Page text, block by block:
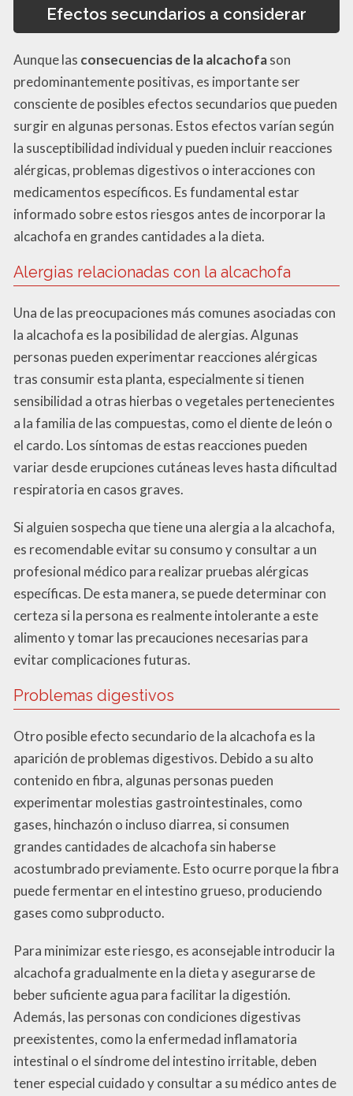
Efectos secundarios a considerar
Aunque las consecuencias de la alcachofason
predominantemente positivas, es importante ser
consciente de posibles efectos secundarios que pueden
surgir en algunas personas. Estos efectos varían según
la susceptibilidad individual y pueden incluir reacciones
alérgicas, problemas digestivos o interacciones con
medicamentos específicos. Es fundamental estar
informado sobre estos riesgos antes de incorporar la
alcachofa en grandes cantidades a la dieta.
Alergias relacionadas con la alcachofa
Una de las preocupaciones más comunes asociadas con
la alcachofa es la posibilidad de alergias. Algunas
personas pueden experimentar reacciones alérgicas
tras consumir esta planta, especialmente si tienen
sensibilidad a otras hierbas o vegetales pertenecientes
a la familia de las compuestas, como el diente de león o
el cardo. Los síntomas de estas reacciones pueden
variar desde erupciones cutáneas leves hasta dificultad
respiratoria en casos graves.
Si alguien sospecha que tiene una alergia a la alcachofa,
es recomendable evitar su consumo y consultar a un
profesional médico para realizar pruebas alérgicas
específicas. De esta manera, se puede determinar con
certeza si la persona es realmente intolerante a este
alimento y tomar las precauciones necesarias para
evitar complicaciones futuras.
Problemas digestivos
Otro posible efecto secundario de la alcachofa es la
aparición de problemas digestivos. Debido a su alto
contenido en fibra, algunas personas pueden
experimentar molestias gastrointestinales, como
gases, hinchazón o incluso diarrea, si consumen
grandes cantidades de alcachofa sin haberse
acostumbrado previamente. Esto ocurre porque la fibra
puede fermentar en el intestino grueso, produciendo
gases como subproducto.
Para minimizar este riesgo, es aconsejable introducir la
alcachofa gradualmente en la dieta y asegurarse de
beber suficiente agua para facilitar la digestión.
Además, las personas con condiciones digestivas
preexistentes, como la enfermedad inflamatoria
intestinal o el síndrome del intestino irritable, deben
tener especial cuidado y consultar a su médico antes de